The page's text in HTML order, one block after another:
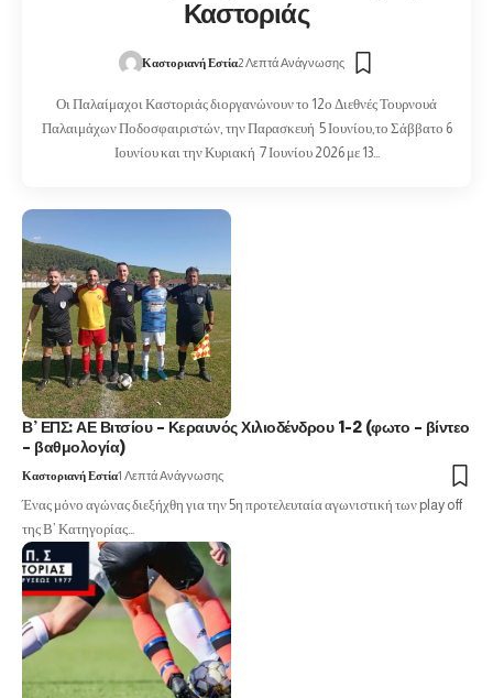
Καστοριάς
Καστοριανή Εστία2 Λεπτά Ανάγνωσης
Οι Παλαίμαχοι Καστοριάς διοργανώνουν το 12ο Διεθνές Τουρνουά
Παλαιμάχων Ποδοσφαιριστών, την Παρασκευή 5 Ιουνίου,το Σάββατο 6
Ιουνίου και την Κυριακή 7 Ιουνίου 2026 με 13…
Β’ ΕΠΣ: ΑΕ Βιτσίου – Κεραυνός Χιλιοδένδρου 1-2 (φωτο – βίντεο
– βαθμολογία)
Καστοριανή Εστία1 Λεπτά Ανάγνωσης
Ένας μόνο αγώνας διεξήχθη για την 5η προτελευταία αγωνιστική των play off
της Β’ Κατηγορίας…